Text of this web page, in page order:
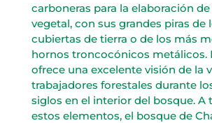
carboneras para la elaboración
vegetal, con sus grandes piras de
cubiertas de tierra o de los más
hornos troncocónicos metálicos.
ofrece una excelente visión de la
trabajadores forestales durante
siglos en el interior del bosque. A
estos elementos, el bosque de